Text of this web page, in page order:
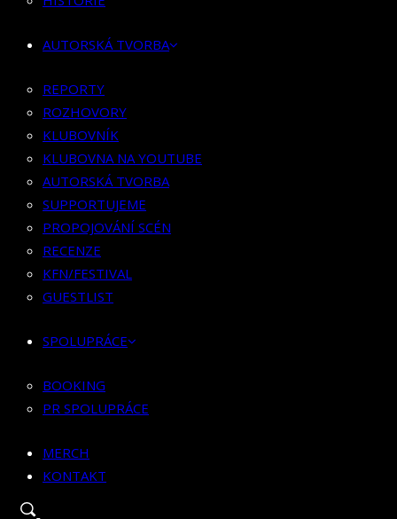
KLUBOVNA NA YOUTUBE
SUPPORTUJEME
PROPOJOVÁNÍ SCÉN
RECENZE
KFN/FESTIVAL
GUESTLIST
SPOLUPRÁCE
BOOKING
PR SPOLUPRÁCE
MERCH
AUTORSKÁ TVORBA
REPORTY
ROZHOVORY
KLUBOVNÍK
KLUBOVNA NA YOUTUBE
AUTORSKÁ TVORBA
SUPPORTUJEME
PROPOJOVÁNÍ SCÉN
RECENZE
KFN/FESTIVAL
GUESTLIST
SPOLUPRÁCE
BOOKING
PR SPOLUPRÁCE
MERCH
KONTAKT